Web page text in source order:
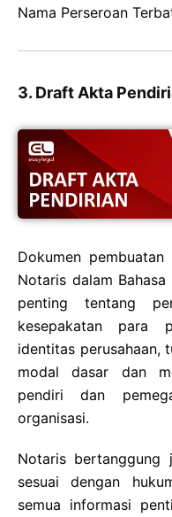
Nama Perseroan
3. Draft Akta
Dokumen
Notaris dalam
penting tentang
kesepakatan para
identitas perusahaan,
modal dasar dan
pendiri dan
organisasi.
Notaris bertanggung
sesuai dengan
semua informasi